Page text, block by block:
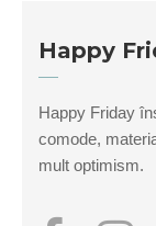
Happy
Happy Friday
comode,
mult optimism.